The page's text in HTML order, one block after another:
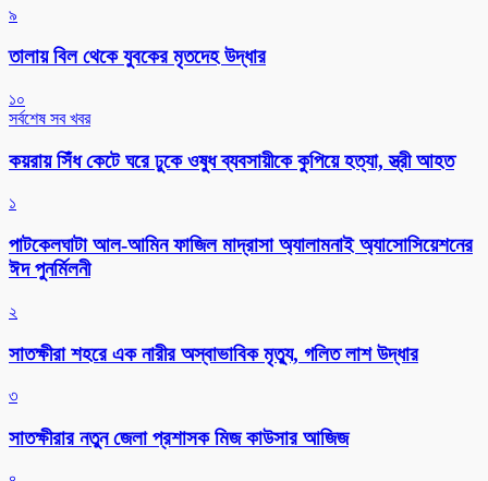
৯
তালায় বিল থেকে যুবকের মৃতদেহ উদ্ধার
১০
সর্বশেষ সব খবর
কয়রায় সিঁধ কেটে ঘরে ঢুকে ওষুধ ব্যবসায়ীকে কুপিয়ে হত্যা, স্ত্রী আহত
১
পাটকেলঘাটা আল-আমিন ফাজিল মাদ্রাসা অ্যালামনাই অ্যাসোসিয়েশনের
ঈদ পুনর্মিলনী
২
সাতক্ষীরা শহরে এক নারীর অস্বাভাবিক মৃত্যু, গলিত লাশ উদ্ধার
৩
সাতক্ষীরার নতুন জেলা প্রশাসক মিজ কাউসার আজিজ